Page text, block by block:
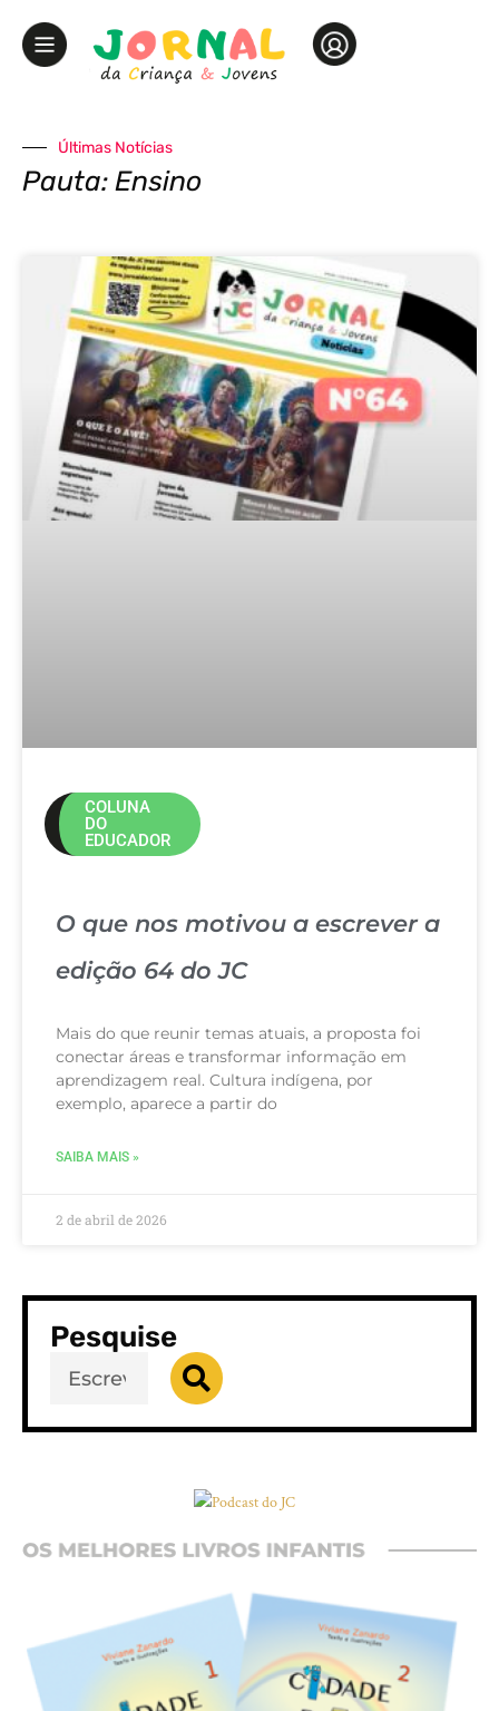
Últimas Notícias
Pauta: Ensino
COLUNA
DO
EDUCADOR
O que nos motivou a escrever a
edição 64 do JC
Mais do que reunir temas atuais, a proposta foi
conectar áreas e transformar informação em
aprendizagem real. Cultura indígena, por
exemplo, aparece a partir do
SAIBA MAIS »
2 de abril de 2026
Pesquise